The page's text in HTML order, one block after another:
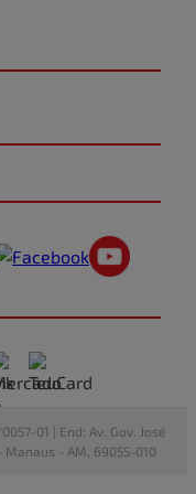
01 | End: Av. Gov. José
Manaus - AM, 69055-010